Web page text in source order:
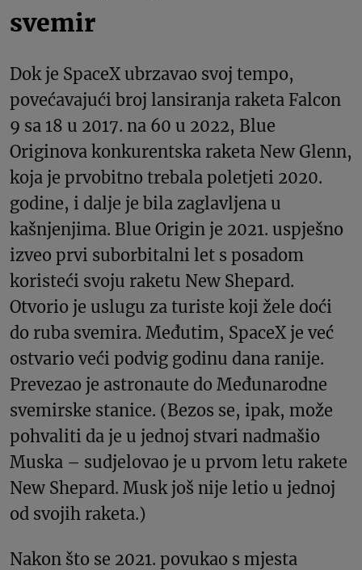
svemir
Dok je SpaceX ubrzavao svoj tempo,
povećavajući broj lansiranja raketa Falcon
9 sa 18 u 2017. na 60 u 2022, Blue
Originova konkurentska raketa New Glenn,
koja je prvobitno trebala poletjeti 2020.
godine, i dalje je bila zaglavljena u
kašnjenjima. Blue Origin je 2021. uspješno
izveo prvi suborbitalni let s posadom
koristeći svoju raketu New Shepard.
Otvorio je uslugu za turiste koji žele doći
do ruba svemira. Međutim, SpaceX je već
ostvario veći podvig godinu dana ranije.
Prevezao je astronaute do Međunarodne
svemirske stanice. (Bezos se, ipak, može
pohvaliti da je u jednoj stvari nadmašio
Muska – sudjelovao je u prvom letu rakete
New Shepard. Musk još nije letio u jednoj
od svojih raketa.)
Nakon što se 2021. povukao s mjesta